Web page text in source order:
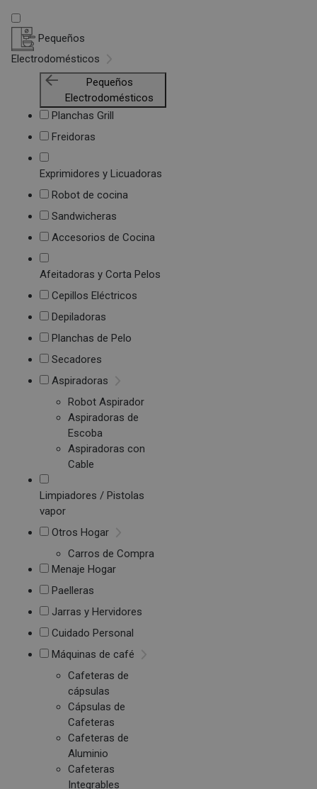
Pequeños
Electrodomésticos
Pequeños
Electrodomésticos
Planchas Grill
Freidoras
Exprimidores y Licuadoras
Robot de cocina
Sandwicheras
Accesorios de Cocina
Afeitadoras y Corta Pelos
Cepillos Eléctricos
Depiladoras
Planchas de Pelo
Secadores
Aspiradoras
Robot Aspirador
Aspiradoras de
Escoba
Aspiradoras con
Cable
Limpiadores / Pistolas
vapor
Otros Hogar
Carros de Compra
Menaje Hogar
Paelleras
Jarras y Hervidores
Cuidado Personal
Máquinas de café
Cafeteras de
cápsulas
Cápsulas de
Cafeteras
Cafeteras de
Aluminio
Cafeteras
Integrables